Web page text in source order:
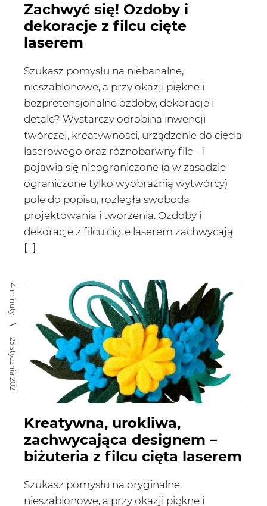
Zachwyć się! Ozdoby i
dekoracje z filcu cięte
laserem
Szukasz pomysłu na niebanalne,
nieszablonowe, a przy okazji piękne i
bezpretensjonalne ozdoby, dekoracje i
detale? Wystarczy odrobina inwencji
twórczej, kreatywności, urządzenie do cięcia
laserowego oraz różnobarwny filc – i
pojawia się nieograniczone (a w zasadzie
ograniczone tylko wyobraźnią wytwórcy)
pole do popisu, rozległa swoboda
projektowania i tworzenia. Ozdoby i
dekoracje z filcu cięte laserem zachwycają
[…]
4 minuty
25 stycznia 2021
Kreatywna, urokliwa,
zachwycająca designem –
biżuteria z filcu cięta laserem
Szukasz pomysłu na oryginalne,
nieszablonowe, a przy okazji piękne i